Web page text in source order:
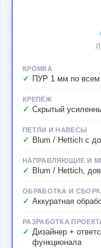
КРОМКА
ПУР 1 мм по
КРЕПЁЖ
Скрытый
ПЕТЛИ И НАВЕСЫ
Blum / Hettich с
НАПРАВЛЯЮЩИЕ И
Blum / Hettich,
ОБРАБОТКА И
Аккуратная
РАЗРАБОТКА
Дизайнер +
функционала